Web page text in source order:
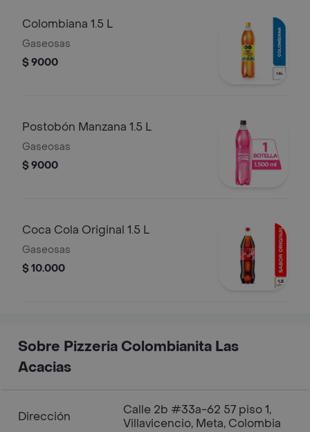
Colombiana 1.5 L
Gaseosas
$ 9000
Postobón Manzana 1.5 L
Gaseosas
$ 9000
Coca Cola Original 1.5 L
Gaseosas
$ 10.000
Sobre Pizzeria Colombianita Las
Acacias
Dirección
Calle 2b #33a-62 57 piso 1,
Villavicencio, Meta, Colombia